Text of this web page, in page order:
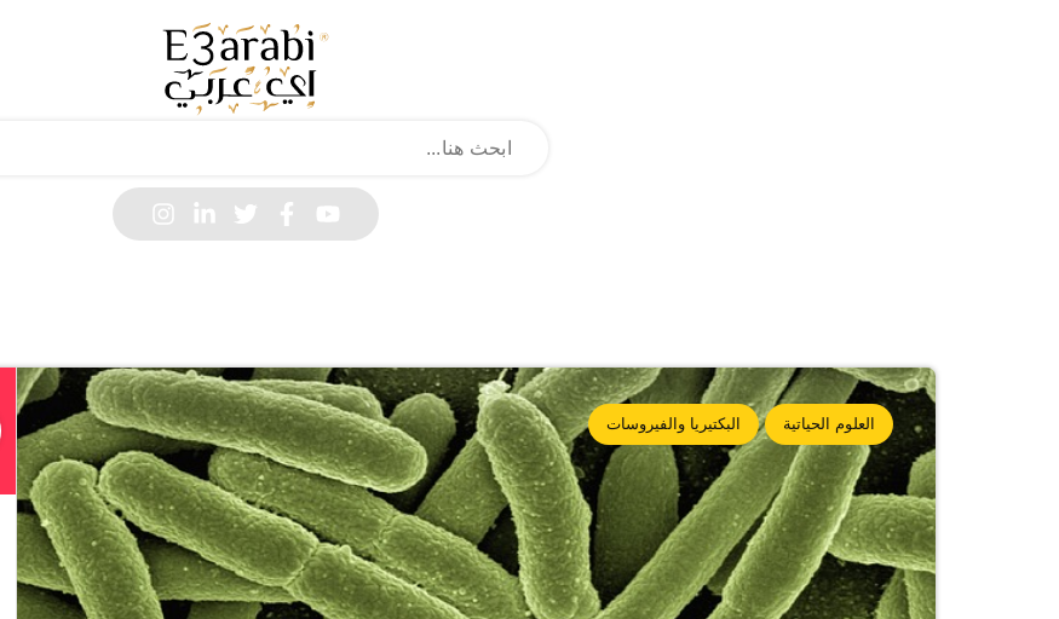
العلوم الحياتية البكتيريا والفيروسات